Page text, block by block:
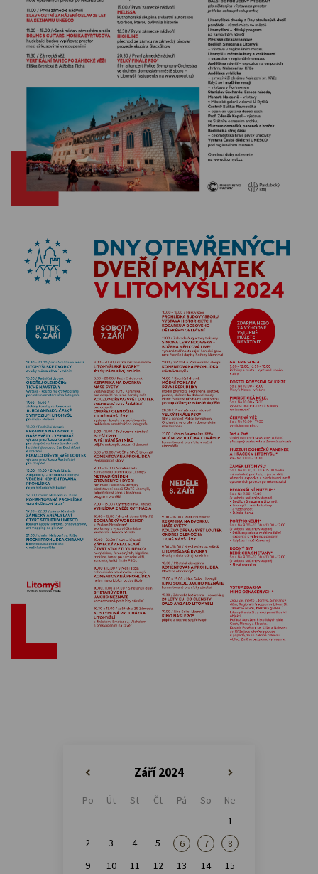
Září 2024
Po Út St Čt Pá So
Ne
1
2
3 4 5 6 7
8
9
10 11 12 13 14 15